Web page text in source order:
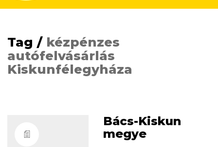
Tag / kézpénzes
autófelvásárlás
Kiskunfélegyháza
Bács-Kiskun
megye